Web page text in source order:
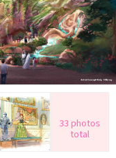
33 photos
total